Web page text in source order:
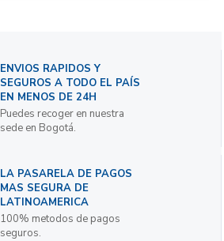
ENVIOS RAPIDOS Y
SEGUROS A TODO EL PAÍS
EN MENOS DE 24H
Puedes recoger en nuestra
sede en Bogotá.
LA PASARELA DE PAGOS
MAS SEGURA DE
LATINOAMERICA
100% metodos de pagos
seguros.